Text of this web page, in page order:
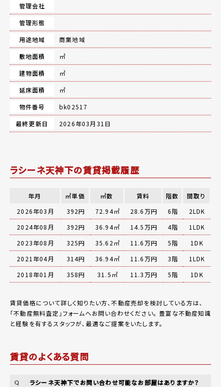
管理会社
管理形態
用途地域
商業地域
敷地面積
㎡
建物面積
㎡
延床面積
㎡
物件番号
bk02517
最終更新日
2026年03月31日
ラシーネ天神下の賃貸掲載履歴
年月 ㎡単価 ㎡数 賃料 階数
間取り
2026年03月
392円 72.94㎡ 28.6万円 6階
2LDK
2024年08月
392円 36.94㎡ 14.5万円 4階
1LDK
2023年08月
325円 35.62㎡ 11.6万円 5階
1DK
2021年04月
314円 36.94㎡ 11.6万円 3階
1LDK
2018年01月
358円 31.5㎡ 11.3万円 5階 1DK
賃貸価格について詳しく知りたい方、不動産売却を検討している方は、
「不動産無料査定 」フォームへお問い合わせください。 豊富な不動産知識
と経験を有するスタッフが、最適なご提案をいたします。
賃貸のよくある質問
Q ラシーネ天神下でお問い合わせ可能なお部屋はありますか？